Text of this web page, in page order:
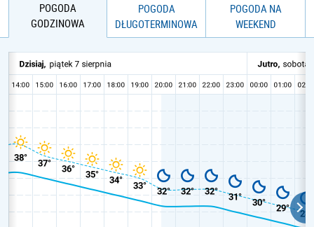
POGODA
GODZINOWA
POGODA
DŁUGOTERMINOWA
POGODA NA
WEEKEND